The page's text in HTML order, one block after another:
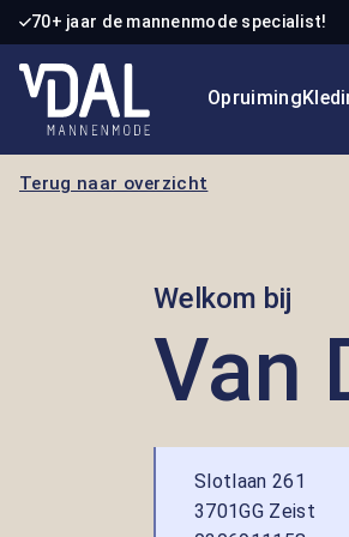
de hoofdinhoud
Ga naar de zoekopdracht
Ga naar de hoofdnavigatie
70+ jaar de mannenmode specialist!
Opruiming
Terug naar overzicht
Welkom bij
Van
Slotlaan 261
3701GG Zeist